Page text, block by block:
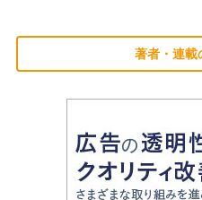
著者・連載